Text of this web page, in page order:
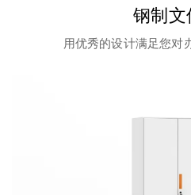
钢制文
用优秀的设计满足您对